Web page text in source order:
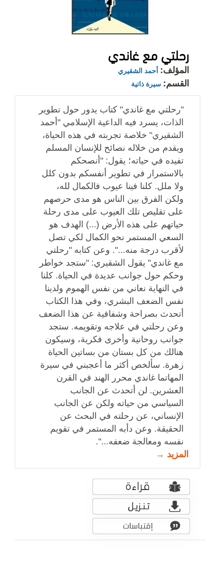
رحلتي مع غاندي
المؤلف: أحمد الشقيري
القسم: سيرة ذاتية
"رحلتي مع غاندي" كتاب يدور حول تطوير
الذات، يسرد فيه الداعية الإسلامي "أحمد
الشقيري" خلاصة تجربته في هذه الحياة،
ويقدم من خلاله نصائح للإنسان المسلم
تفيده في حياته؛ يقول: "أنصحكم
بالاستمرار في تطوير أنفسكم بدون كلل
ولا ملل. كلنا فينا عيوب فالكمال لله،
ولكن الفرق بين الناس هو مدى حرصهم
على تقليص تلك العيوب على مدى رحلة
حياتهم على هذه الأرض (...) الهدف هو
السعي المستمر نحو الكمال لكي تصل
لأقرب درجة منه...". وعن كتابه "رحلتي
مع غاندي" يقول الشقيري: "ستجد خواطر
وحكم حول جوانب عديدة في الحياة. كلنا
في النهاية نعاني من نفس الهموم ولدينا
نفس الضعف البشري، وفي هذا الكتاب
أتحدث بصراحة وشفافية عن هذا الضعف
وعن رحلتي في علاجه وتقويمه. ستجد
جوانب روحانية وأخرى فكرية، وسيكون
هنالك من كل بستان من بساتين الحياة
زهرة. سألخص أكثر ما أعجبني في سيرة
المهاتما غاندي محرر الهند في القرن
العشرين. لن أتحدث عن الجانب
السياسي من حياته ولكن عن الجانب
الإنساني، عن رحلته في البحث عن
الحقيقة. وعن دأبه المستمر في تقويم
نفسه ومعالجة ضعفه...".
المزيد →